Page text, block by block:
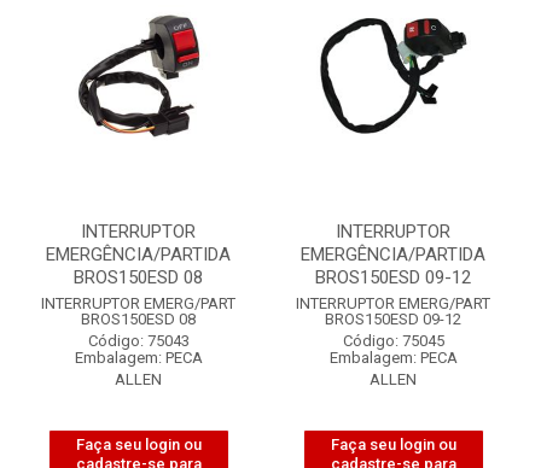
INTERRUPTOR
EMERGÊNCIA/PARTIDA
BROS150ESD 08
INTERRUPTOR EMERG/PART
BROS150ESD 08
Código: 75043
Embalagem: PECA
ALLEN
Faça seu login ou
cadastre-se para
INTERRUPTOR
EMERGÊNCIA/PARTIDA
BROS150ESD 09-12
INTERRUPTOR EMERG/PART
BROS150ESD 09-12
Código: 75045
Embalagem: PECA
ALLEN
Faça seu login ou
cadastre-se para